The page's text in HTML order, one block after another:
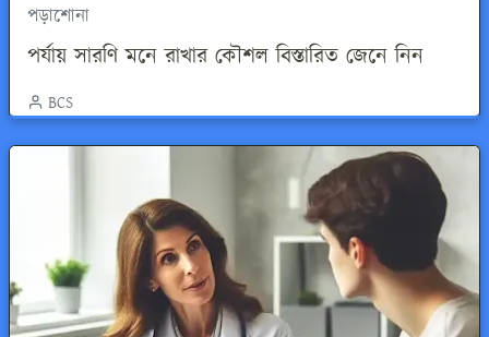
পড়াশোনা
পর্যায় সারণি মনে রাখার কৌশল বিস্তারিত জেনে নিন
BCS